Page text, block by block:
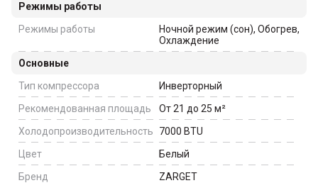
Режимы работы
Режимы работы
Ночной режим (сон), Обогрев,
Охлаждение
Основные
Тип компрессора
Инверторный
Рекомендованная площадь
От 21 до 25 м²
Холодопроизводительность
7000 BTU
Цвет
Белый
Бренд
ZARGET